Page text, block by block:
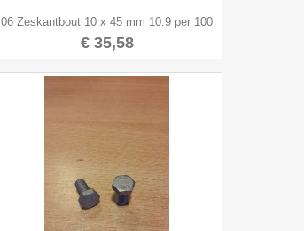

06 Zeskantbout 10 x 45 mm 10.9 per 100
€ 35,58